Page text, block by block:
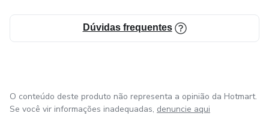
Dúvidas frequentes
O conteúdo deste produto não representa a opinião da Hotmart.
Se você vir informações inadequadas, denuncie aqui